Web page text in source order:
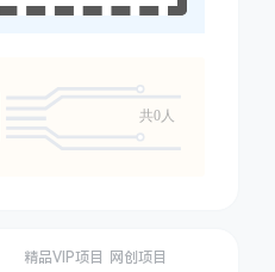
共0人
精品VIP项目 网创项目